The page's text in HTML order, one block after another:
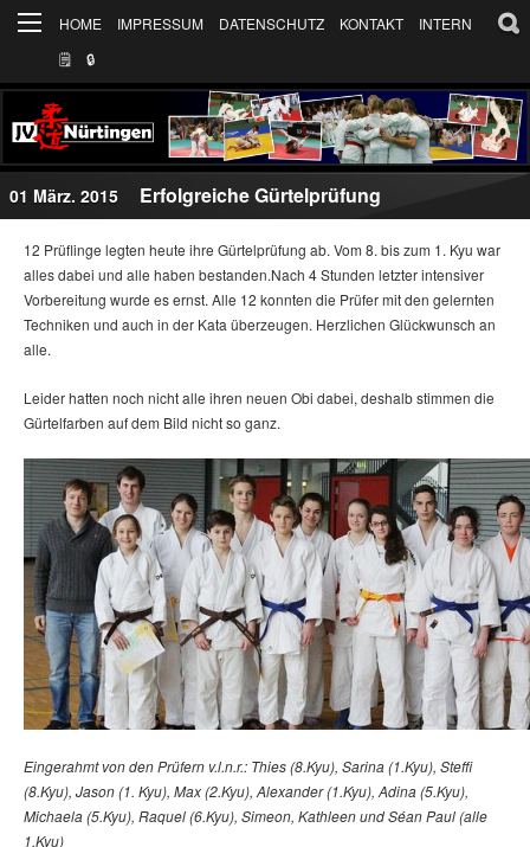
HOME IMPRESSUM DATENSCHUTZ KONTAKT
INTERN
🗒
🔒︎
01 März. 2015 Erfolgreiche Gürtelprüfung
12 Prüflinge legten heute ihre Gürtelprüfung ab. Vom 8. bis zum 1. Kyu war
alles dabei und alle haben bestanden.Nach 4 Stunden letzter intensiver
Vorbereitung wurde es ernst. Alle 12 konnten die Prüfer mit den gelernten
Techniken und auch in der Kata überzeugen. Herzlichen Glückwunsch an
alle.
Leider hatten noch nicht alle ihren neuen Obi dabei, deshalb stimmen die
Gürtelfarben auf dem Bild nicht so ganz.
Eingerahmt von den Prüfern v.l.n.r.: Thies (8.Kyu), Sarina (1.Kyu), Steffi
(8.Kyu), Jason (1. Kyu), Max (2.Kyu), Alexander (1.Kyu), Adina (5.Kyu),
Michaela (5.Kyu), Raquel (6.Kyu), Simeon, Kathleen und Séan Paul (alle
1.Kyu)